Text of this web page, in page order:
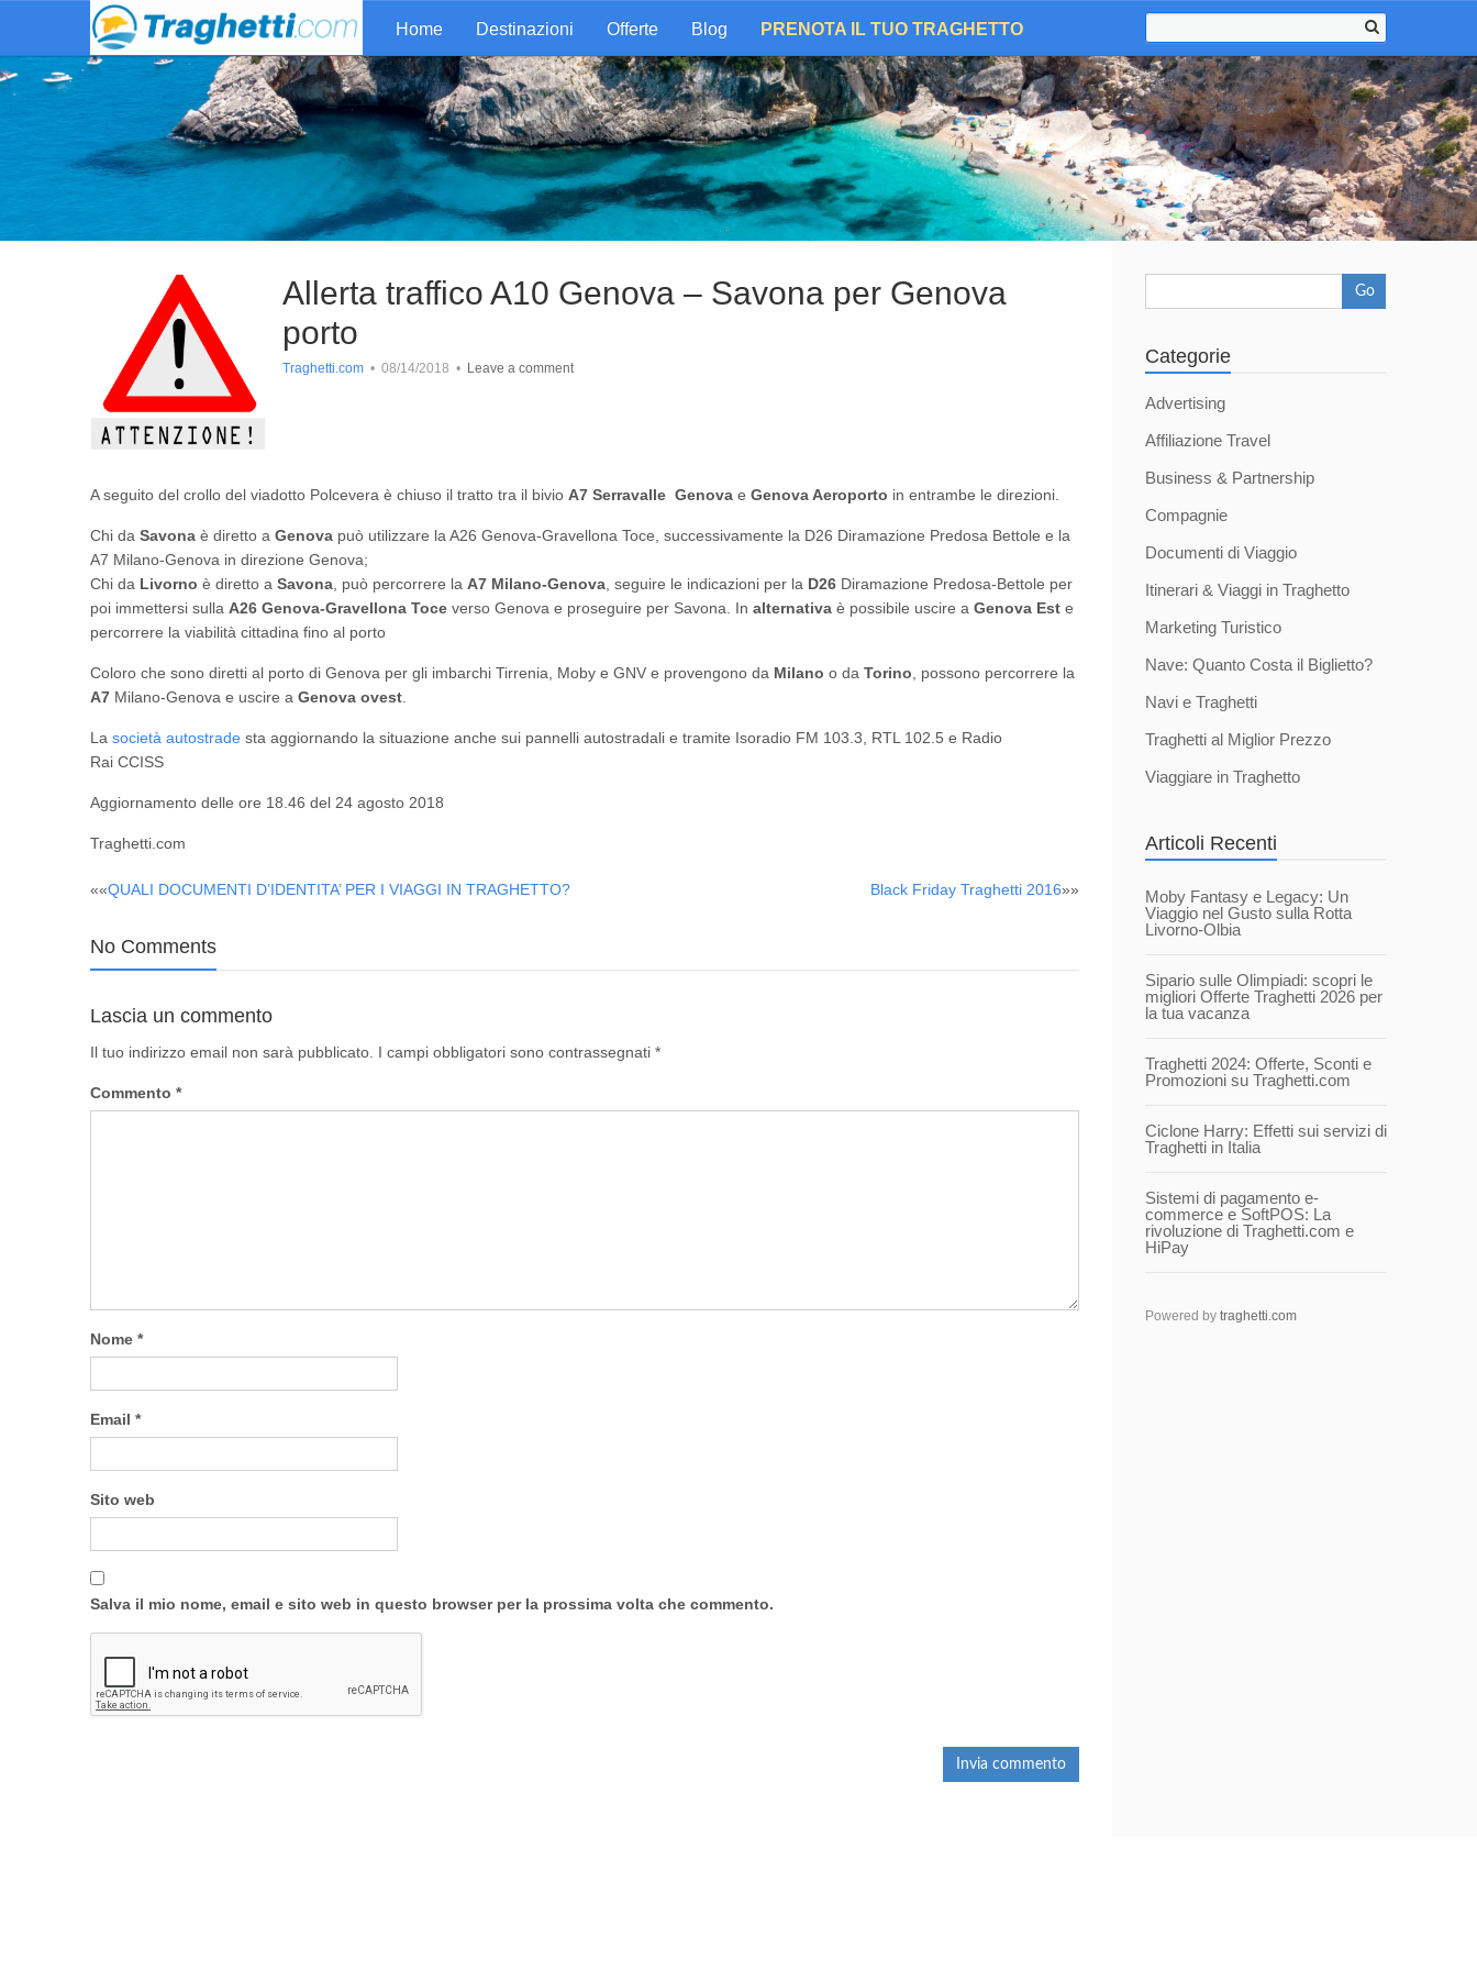
Home Destinazioni Offerte Blog PRENOTA IL TUO TRAGHETTO
Allerta traffico A10 Genova – Savona per Genova
porto
Traghetti.com • 08/14/2018 • Leave a comment
A seguito del crollo del viadotto Polcevera è chiuso il tratto tra il bivio A7 Serravalle Genova e Genova Aeroporto in entrambe le direzioni.
Chi da Savona è diretto a Genova può utilizzare la A26 Genova-Gravellona Toce, successivamente la D26 Diramazione Predosa Bettole e la
A7 Milano-Genova in direzione Genova;
Chi da Livorno è diretto a Savona , può percorrere la A7 Milano-Genova , seguire le indicazioni per la D26 Diramazione Predosa-Bettole per
poi immettersi sulla A26 Genova-Gravellona Toce verso Genova e proseguire per Savona. In alternativa è possibile uscire a Genova Est e
percorrere la viabilità cittadina fino al porto
Coloro che sono diretti al porto di Genova per gli imbarchi Tirrenia, Moby e GNV e provengono da Milano o da Torino , possono percorrere la
A7 Milano-Genova e uscire a Genova ovest
La società autostrade sta aggiornando la situazione anche sui pannelli autostradali e tramite Isoradio FM 103.3, RTL 102.5 e Radio
Rai CCISS
Aggiornamento delle ore 18.46 del 24 agosto 2018
Traghetti.com
Post
navigation
««QUALI DOCUMENTI D’IDENTITA’ PER I VIAGGI IN TRAGHETTO? Black Friday Traghetti 2016»»
No Comments
Lascia un commento
Il tuo indirizzo email non sarà pubblicato. I campi obbligatori sono contrassegnati *
Commento *
Nome *
Email *
Sito web
Salva il mio nome, email e sito web in questo browser per la prossima volta che commento.
Go
Categorie
Advertising
Affiliazione Travel
Business & Partnership
Compagnie
Documenti di Viaggio
Itinerari & Viaggi in Traghetto
Marketing Turistico
Nave: Quanto Costa il Biglietto?
Navi e Traghetti
Traghetti al Miglior Prezzo
Viaggiare in Traghetto
Articoli Recenti
Moby Fantasy e Legacy: Un
Viaggio nel Gusto sulla Rotta
Livorno-Olbia
Sipario sulle Olimpiadi: scopri le
migliori Offerte Traghetti 2026 per
la tua vacanza
Traghetti 2024: Offerte, Sconti e
Promozioni su Traghetti.com
Ciclone Harry: Effetti sui servizi di
Traghetti in Italia
Sistemi di pagamento e-
commerce e SoftPOS: La
rivoluzione di Traghetti.com e
HiPay
Powered by traghetti.com